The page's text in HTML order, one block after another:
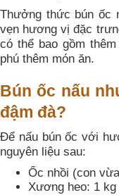
Thưởng thức bún ốc
vẹn hương vị đặc
có thể bao gồm
phú thêm món ăn.
Bún ốc nấu
đậm đà?
Để nấu bún ốc với
nguyên liệu sau:
Ốc nhồi (con
Xương heo: 1 kg